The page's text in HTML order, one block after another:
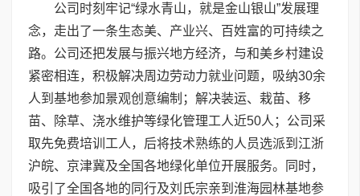
公司时刻牢记“绿水青山，就是金山银山”发展理
念，走出了一条生态美、产业兴、百姓富的可持续之
路。公司还把发展与振兴地方经济，与和美乡村建设
紧密相连，积极解决周边劳动力就业问题，吸纳30余
人到基地参加景观创意编制；解决装运、栽苗、移
苗、除草、浇水维护等绿化管理工人近50人；公司采
取先免费培训工人，后将技术熟练的人员选派到江浙
沪皖、京津冀及全国各地绿化单位开展服务。同时，
吸引了全国各地的同行及刘氏宗亲到淮海园林基地参